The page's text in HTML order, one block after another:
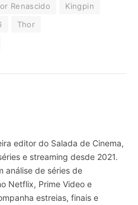
Renascido
Kingpin
Thor
editor do Salada de Cinema,
e streaming desde 2021.
análise de séries de
Netflix, Prime Video e
estreias, finais e